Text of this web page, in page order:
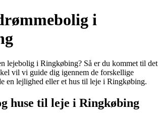
i
lejebolig i Ringkøbing? Så er du kommet til det
vil vi guide dig igennem de forskellige
en lejlighed eller et hus til leje i Ringkøbing.
huse til leje i Ringkøbing